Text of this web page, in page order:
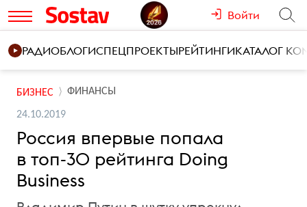
Войти
РАДИОБЛОГИСПЕЦПРОЕКТЫРЕЙТИНГИКАТАЛОГ
БИЗНЕС ФИНАНСЫ
24.10.2019
Россия впервые попала
в топ-30 рейтинга Doing
Business